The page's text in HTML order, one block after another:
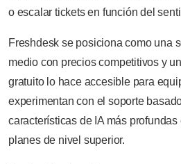
o escalar tickets en función del
Freshdesk se posiciona como una
medio con precios competitivos y
gratuito lo hace accesible para
experimentan con el soporte
características de IA más
planes de nivel superior.